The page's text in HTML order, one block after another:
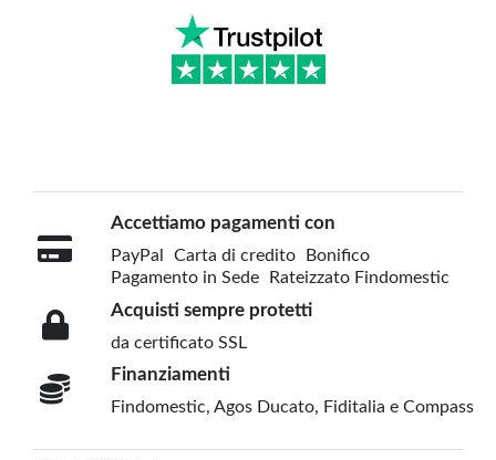
Accettiamo pagamenti con
PayPal Carta di credito
Bonifico
Pagamento in Sede
Rateizzato Findomestic
Acquisti sempre protetti
da certificato SSL
Finanziamenti
Findomestic, Agos Ducato, Fiditalia e Compass